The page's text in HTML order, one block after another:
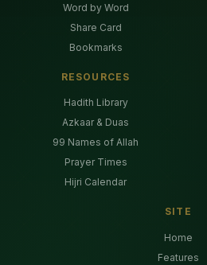
Word by Word
Share Card
Bookmarks
RESOURCES
Hadith Library
Azkaar & Duas
99 Names of Allah
Prayer Times
Hijri Calendar
SITE
Home
Features